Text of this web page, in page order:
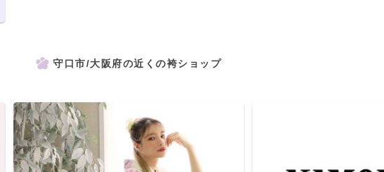
守口市/大阪府の近くの袴ショップ